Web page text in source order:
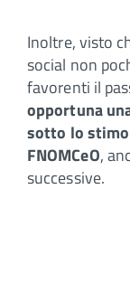
Inoltre, visto
social non
favorenti il
opportuna
sotto lo
FNOMCeO,
successive.